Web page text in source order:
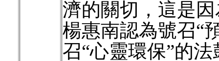
濟的關切，這是
楊惠南認為號召“
召“心靈環保”的